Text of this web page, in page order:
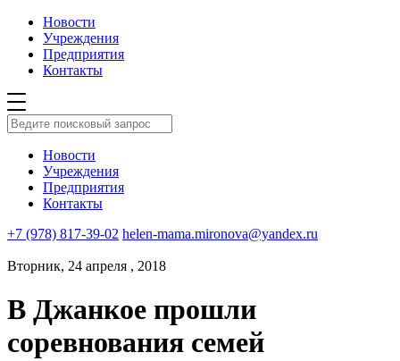
Новости
Учреждения
Предприятия
Контакты
Новости
Учреждения
Предприятия
Контакты
+7 (978) 817-39-02 helen-mama.mironova@yandex.ru
Вторник, 24 апреля , 2018
В Джанкое прошли
соревнования семей